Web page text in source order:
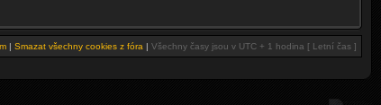
| Smazat všechny cookies z fóra | Všechny časy jsou v UTC + 1 hodina [ Letní čas ]